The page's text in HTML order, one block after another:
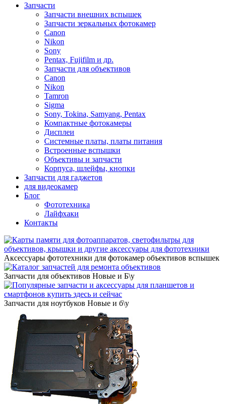
Запчасти
Запчасти внешних вспышек
Запчасти зеркальных фотокамер
Canon
Nikon
Sony
Pentax, Fujifilm и др.
Запчасти для объективов
Canon
Nikon
Tamron
Sigma
Sony, Tokina, Samyang, Pentax
Компактные фотокамеры
Дисплеи
Системные платы, платы питания
Встроенные вспышки
Объективы и запчасти
Корпуса, шлейфы, кнопки
Запчасти для гаджетов
для видеокамер
Блог
Фототехника
Лайфхаки
Контакты
Аксессуары фототехники для фотокамер объективов вспышек
Запчасти для объективов Новые и Б\у
Запчасти для ноутбуков Новые и б\у